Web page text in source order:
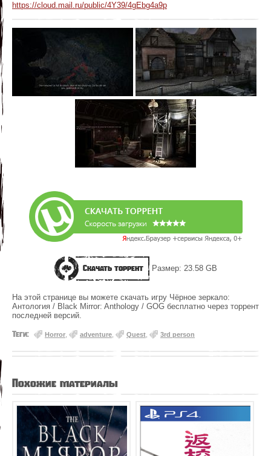
https://cloud.mail.ru/public/4Y39/4gEbg4a9p
Скачать торрент Размер: 23.58 GB
На этой странице вы можете скачать игру Чёрное зеркало:
Антология / Black Mirror: Anthology / GOG бесплатно через торрент
последней версий.
Теги: Horror adventure Quest 3rd person
Похожие материалы